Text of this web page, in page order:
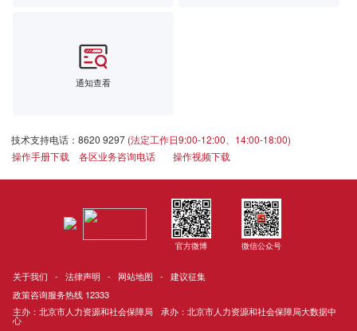
通知查看
技术支持电话：8620 9297 (法定工作日9:00-12:00、14:00-18:00)
操作手册下载
各区业务咨询电话 操作视频下载
关于我们 - 法律声明 - 网站地图 -
建议征集
政策咨询服务热线 12333
主办：北京市人力资源和社会保障局
承办：北京市人力资源和社会保障局大数据中
心
官方微博 微信公众号